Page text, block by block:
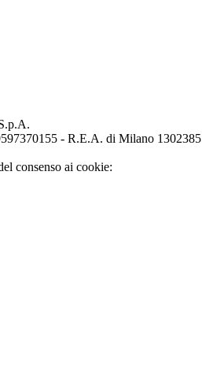
- R.E.A. di Milano 1302385
consenso ai cookie: